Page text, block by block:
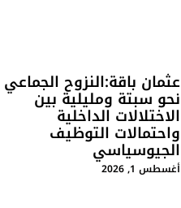
عثمان باقة:النزوح الجماعي
نحو سبتة ومليلية بين
الاختلالات الداخلية
واحتمالات التوظيف
الجيوسياسي
أغسطس 1, 2026